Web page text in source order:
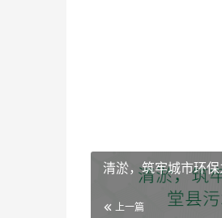
清淤，筑牢城市环
上一篇